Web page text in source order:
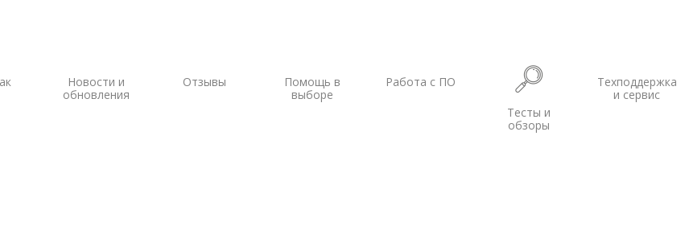
Новости и
обновления
Отзывы
Помощь в
выборе
Работа с ПО
Тесты и
обзоры
Техподдержка
и сервис